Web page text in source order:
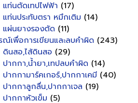
แท่นตัดเทปไฟฟ้า (17)
แท่นประทับตรา หมึกเติม (14)
แผ่นยางรองตัด (11)
ณ์เพื่อการเขียนและลบคำผิด (243)
ดินสอ,ไส้ดินสอ (29)
ปากกา,น้ำยา,เทปลบคำผิด (14)
ปากกามาร์คเกอร์,ปากกาเคมี (40)
ปากกาลูกลื่น,ปากกาเจล (19)
ปากกาหัวเข็ม (5)